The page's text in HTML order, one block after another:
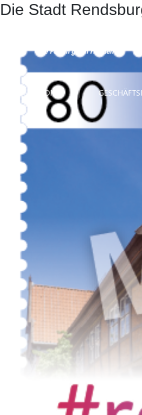
HOME
Die Stadt